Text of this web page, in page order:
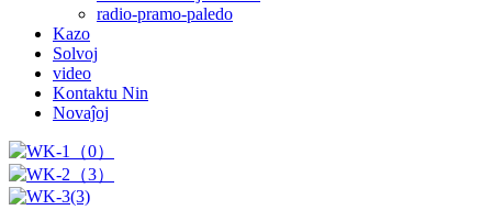
radio-pramo-paledo
Kazo
Solvoj
video
Kontaktu Nin
Novaĵoj